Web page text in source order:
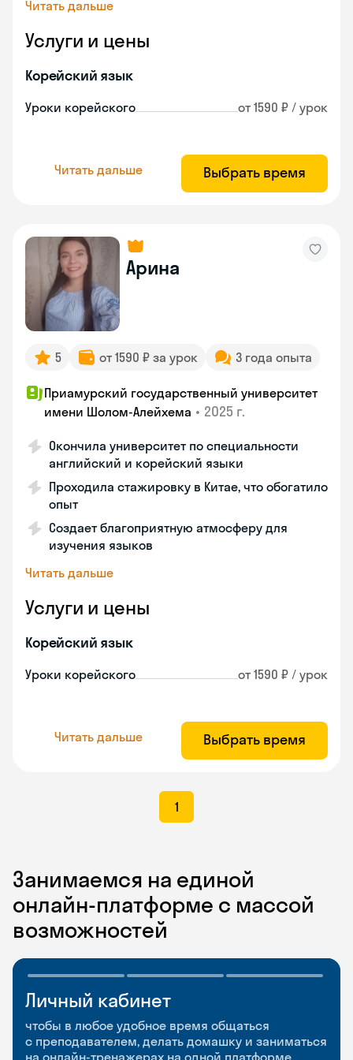
Читать дальше
Услуги и цены
Корейский язык
Уроки корейского от 1590 ₽ / урок
Читать дальше Выбрать время
Арина
5 от 1590 ₽ за урок 3 года опыта
Приамурский государственный университет
имени Шолом-Алейхема • 2025 г.
Окончила университет по специальности
английский и корейский языки
Проходила стажировку в Китае, что обогатило
опыт
Создает благоприятную атмосферу для
изучения языков
Читать дальше
Услуги и цены
Корейский язык
Уроки корейского от 1590 ₽ / урок
Читать дальше Выбрать время
1
Занимаемся на единой
онлайн-платформе с массой
возможностей
Личный кабинет
чтобы в любое удобное время общаться
с преподавателем, делать домашку и заниматься
на онлайн-тренажерах на одной платформе
Мобильное
приложение
чтобы заниматься и изучать новые слова где
Разговорные клубы
и Talks
Групповые занятия для разговорной практики